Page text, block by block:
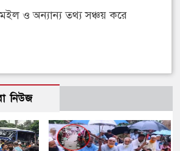
ও অন্যান্য তথ্য সঞ্চয় করে
নিউজ